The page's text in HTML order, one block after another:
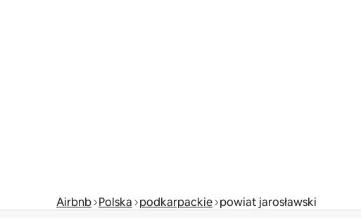
Airbnb Polska podkarpackie powiat jarosławski